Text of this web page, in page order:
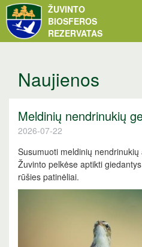
ŽUVINTO
BIOSFEROS
REZERVATAS
Naujienos
Meldinių nendrinukių
2026-07-22
Susumuoti meldinių
Žuvinto pelkėse aptikti
rūšies patinėliai.